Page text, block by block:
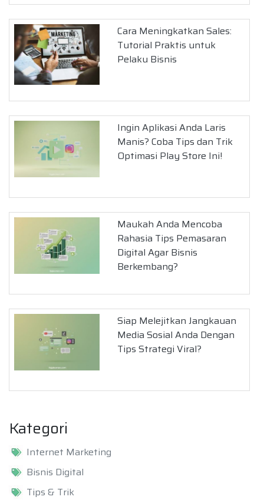
Cara Meningkatkan Sales:
Tutorial Praktis untuk
Pelaku Bisnis
Ingin Aplikasi Anda Laris
Manis? Coba Tips dan Trik
Optimasi Play Store Ini!
Maukah Anda Mencoba
Rahasia Tips Pemasaran
Digital Agar Bisnis
Berkembang?
Siap Melejitkan Jangkauan
Media Sosial Anda Dengan
Tips Strategi Viral?
Kategori
Internet Marketing
Bisnis Digital
Tips & Trik